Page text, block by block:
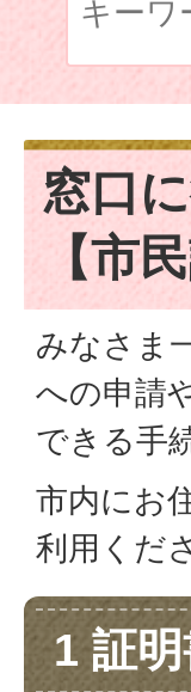
窓口
【市
みなさま
への申請
できる手
市内にお
利用くだ
1 証